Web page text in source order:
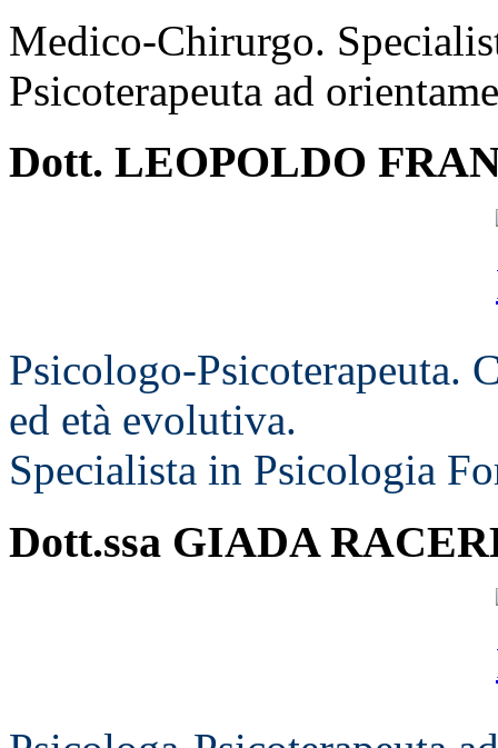
Medico-Chirurgo.
Psicoterapeuta ad
Dott. LEOPOLDO
Psicologo-Psicoterapeuta.
ed età evolutiva.
Specialista in Psicologia
Dott.ssa GIADA